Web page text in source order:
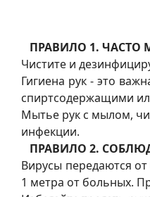
ПРАВИЛО 1.
Чистите и
Гигиена рук - это
спиртсодержащими
Мытье рук с мылом,
инфекции.
ПРАВИЛО 2.
Вирусы передаются
1 метра от больных.